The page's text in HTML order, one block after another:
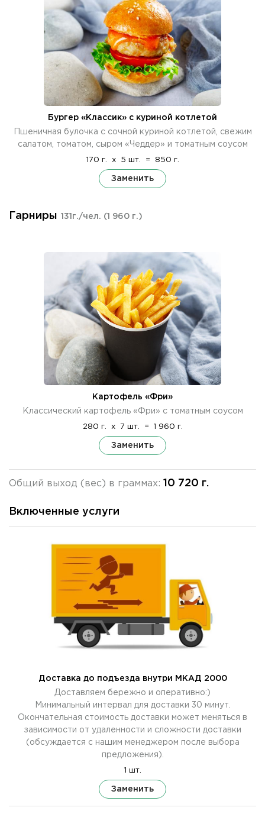
Бургер «Классик» с куриной котлетой
Пшеничная булочка с сочной куриной котлетой, свежим
салатом, томатом, сыром «Чеддер» и томатным соусом
170 г. x 5 шт. = 850 г.
Заменить
Гарниры 131г./чел. (1 960 г.)
Картофель «Фри»
Классический картофель «Фри» с томатным соусом
280 г. x 7 шт. = 1 960 г.
Заменить
Общий выход (вес) в граммах: 10 720 г.
Включенные услуги
Доставка до подъезда внутри МКАД 2000
Доставляем бережно и оперативно:)
Минимальный интервал для доставки 30 минут.
Окончательная стоимость доставки может меняться в
зависимости от удаленности и сложности доставки
(обсуждается с нашим менеджером после выбора
предложения).
1 шт.
Заменить